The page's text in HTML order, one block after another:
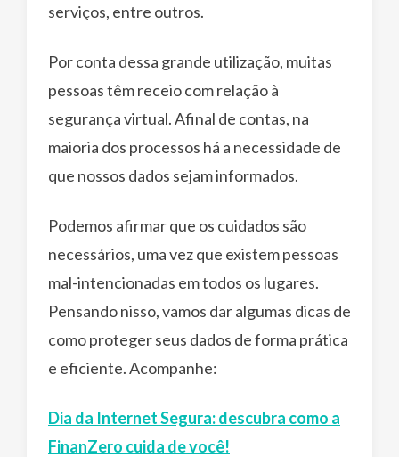
serviços, entre outros.
Por conta dessa grande utilização, muitas
pessoas têm receio com relação à
segurança virtual. Afinal de contas, na
maioria dos processos há a necessidade de
que nossos dados sejam informados.
Podemos afirmar que os cuidados são
necessários, uma vez que existem pessoas
mal-intencionadas em todos os lugares.
Pensando nisso, vamos dar algumas dicas de
como proteger seus dados de forma prática
e eficiente. Acompanhe:
Dia da Internet Segura: descubra como a
FinanZero cuida de você!